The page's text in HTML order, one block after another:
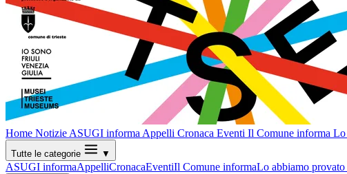
Home Notizie ASUGI informa Appelli Cronaca Eventi Il Comune informa Lo
Tutte le categorie ▼
ASUGI informaAppelliCronacaEventiIl Comune informaLo abbiamo